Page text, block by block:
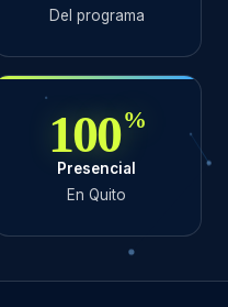
Del programa
100%
Presencial
En Quito